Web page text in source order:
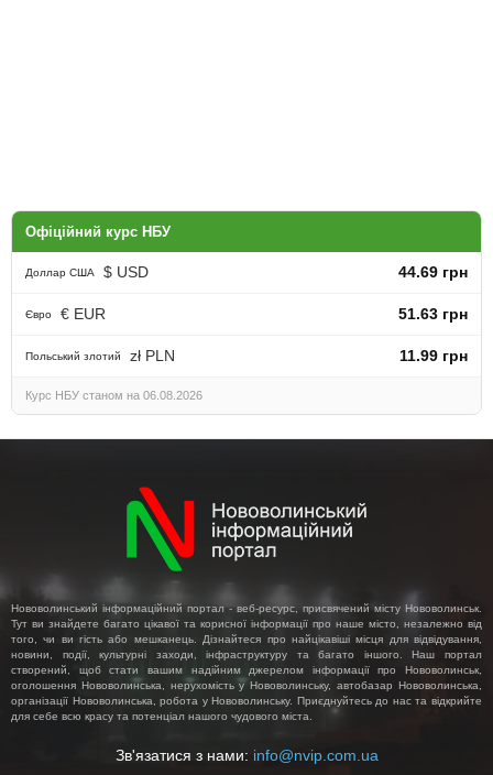
Офіційний курс НБУ
Доллар США $ USD 44.69 грн
Євро € EUR 51.63 грн
Польський злотий zł PLN 11.99 грн
Курс НБУ станом на 06.08.2026
Нововолинський інформаційний портал - веб-ресурс, присвячений місту Нововолинськ.
Тут ви знайдете багато цікавої та корисної інформації про наше місто, незалежно від
того, чи ви гість або мешканець. Дізнайтеся про найцікавіші місця для відвідування,
новини, події, культурні заходи, інфраструктуру та багато іншого. Наш портал
створений, щоб стати вашим надійним джерелом інформації про Нововолинськ,
оголошення Нововолинська, нерухомість у Нововолинську, автобазар Нововолинська,
організації Нововолинська, робота у Нововолинську. Приєднуйтесь до нас та відкрийте
для себе всю красу та потенціал нашого чудового міста.
Зв'язатися з нами: info@nvip.com.ua